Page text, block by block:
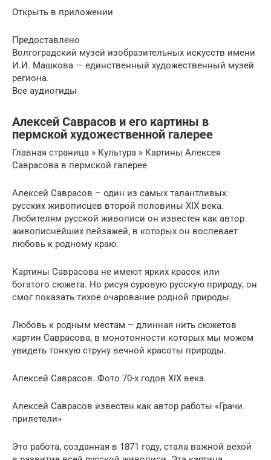
Открыть в приложении
Предоставлено
Волгоградский музей изобразительных искусств имени
И.И. Машкова — единственный художественный музей
региона.
Все аудиогиды
Алексей Саврасов и его картины в
пермской художественной галерее
Главная страница » Культура » Картины Алексея
Саврасова в пермской галерее
Алексей Саврасов – один из самых талантливых
русских живописцев второй половины XIX века.
Любителям русской живописи он известен как автор
живописнейших пейзажей, в которых он воспевает
любовь к родному краю.
Картины Саврасова не имеют ярких красок или
богатого сюжета. Но рисуя суровую русскую природу, он
смог показать тихое очарование родной природы.
Любовь к родным местам – длинная нить сюжетов
картин Саврасова, в монотонности которых мы можем
увидеть тонкую струну вечной красоты природы.
Алексей Саврасов. Фото 70-х годов XIX века.
Алексей Саврасов известен как автор работы «Грачи
прилетели»
Это работа, созданная в 1871 году, стала важной вехой